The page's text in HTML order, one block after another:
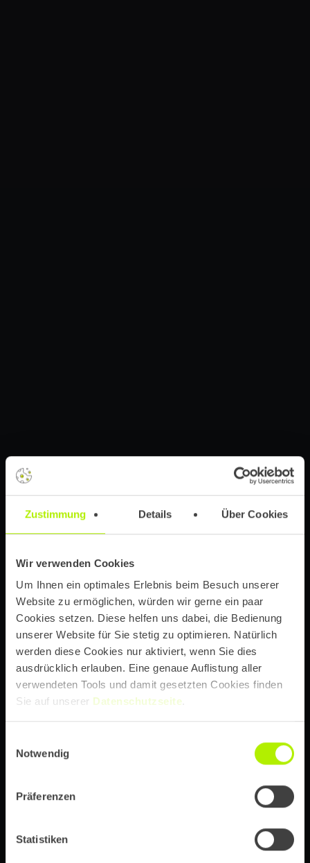
Zustimmung Details Über Cookies
Wir verwenden Cookies
Um Ihnen ein optimales Erlebnis beim Besuch unserer
Website zu ermöglichen, würden wir gerne ein paar
Cookies setzen. Diese helfen uns dabei, die Bedienung
unserer Website für Sie stetig zu optimieren. Natürlich
werden diese Cookies nur aktiviert, wenn Sie dies
ausdrücklich erlauben. Eine genaue Auflistung aller
verwendeten Tools und damit gesetzten Cookies finden
Sie auf unserer Datenschutzseite
Notwendig
Präferenzen
Statistiken
we design. we develop. we innovate.
85+ Spezialist:innen zur strategischen
Konzeption, Design und Realisierung von